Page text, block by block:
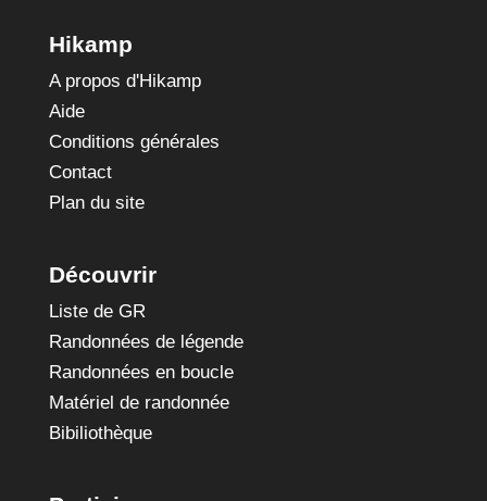
Hikamp
A propos d'Hikamp
Aide
Conditions générales
Contact
Plan du site
Découvrir
Liste de GR
Randonnées de légende
Randonnées en boucle
Matériel de randonnée
Bibiliothèque